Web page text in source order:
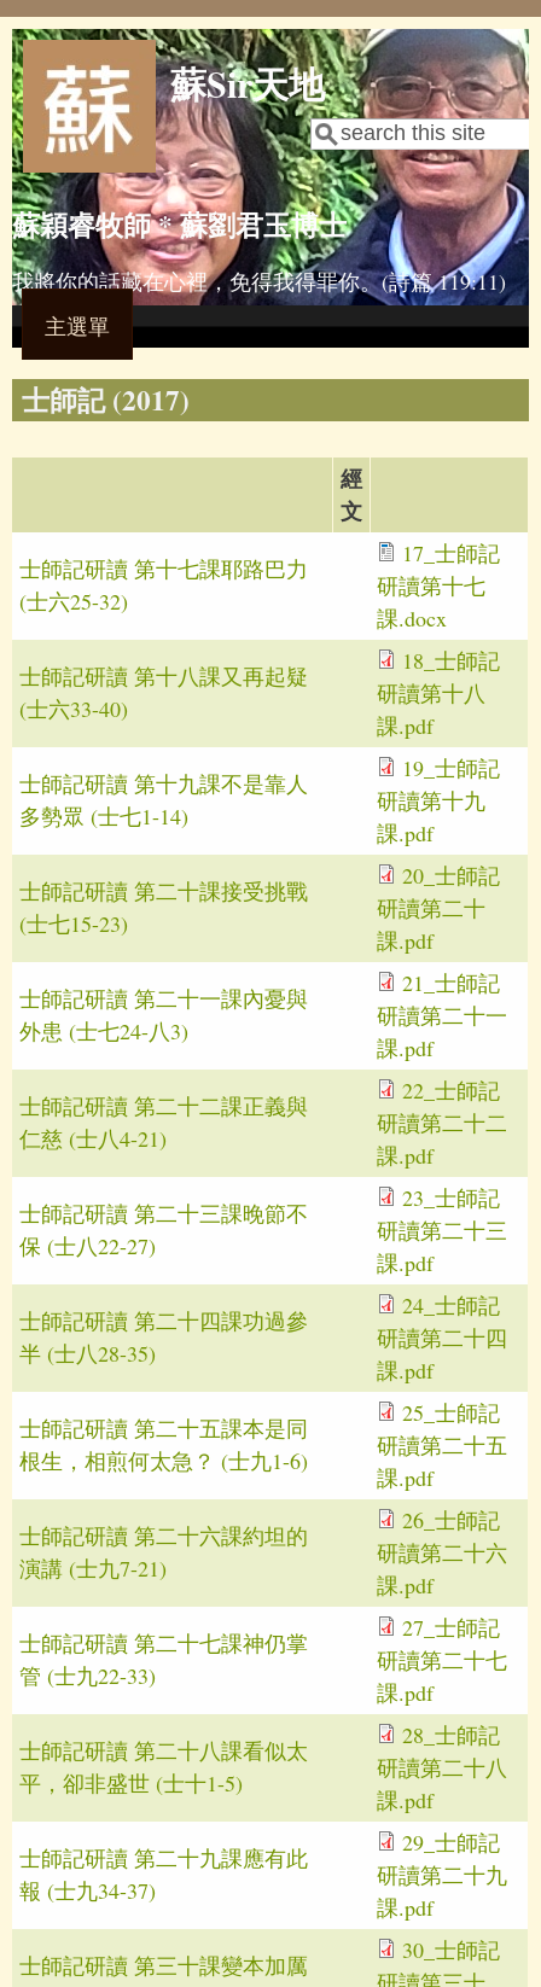
Skip to main content
蘇Sir天地
Search form
Search
蘇穎睿牧師 * 蘇劉君玉博士
我將你的話藏在心裡，免得我得罪你。(詩篇 119:11)
主選單
士師記 (2017)
經
文
士師記研讀 第十七課耶路巴力
(士六25-32)
17_士師記
研讀第十七
課.docx
士師記研讀 第十八課又再起疑
(士六33-40)
18_士師記
研讀第十八
課.pdf
士師記研讀 第十九課不是靠人
多勢眾 (士七1-14)
19_士師記
研讀第十九
課.pdf
士師記研讀 第二十課接受挑戰
(士七15-23)
20_士師記
研讀第二十
課.pdf
士師記研讀 第二十一課內憂與
外患 (士七24-八3)
21_士師記
研讀第二十一
課.pdf
士師記研讀 第二十二課正義與
仁慈 (士八4-21)
22_士師記
研讀第二十二
課.pdf
士師記研讀 第二十三課晚節不
保 (士八22-27)
23_士師記
研讀第二十三
課.pdf
士師記研讀 第二十四課功過參
半 (士八28-35)
24_士師記
研讀第二十四
課.pdf
士師記研讀 第二十五課本是同
根生，相煎何太急？ (士九1-6)
25_士師記
研讀第二十五
課.pdf
士師記研讀 第二十六課約坦的
演講 (士九7-21)
26_士師記
研讀第二十六
課.pdf
士師記研讀 第二十七課神仍掌
管 (士九22-33)
27_士師記
研讀第二十七
課.pdf
士師記研讀 第二十八課看似太
平，卻非盛世 (士十1-5)
28_士師記
研讀第二十八
課.pdf
士師記研讀 第二十九課應有此
報 (士九34-37)
29_士師記
研讀第二十九
課.pdf
士師記研讀 第三十課變本加厲
30_士師記